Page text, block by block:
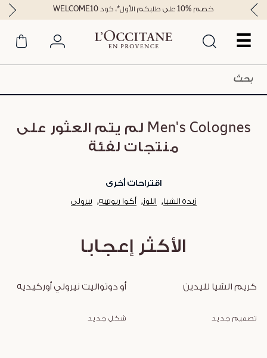
☰
خصم %10 على طلبكم الأول*، كود WELCOME10
Men's Colognes لم يتم العثور على
منتجات لفئة
اقتراحات أخرى
زبدة الشيا اللوز أكوا ريوتييه نيرولي
الأكثر إعجابا
كريم الشيا لليدين
تصميم جديد
أو دوتواليت نيرولي أوركيديه
شكل جديد